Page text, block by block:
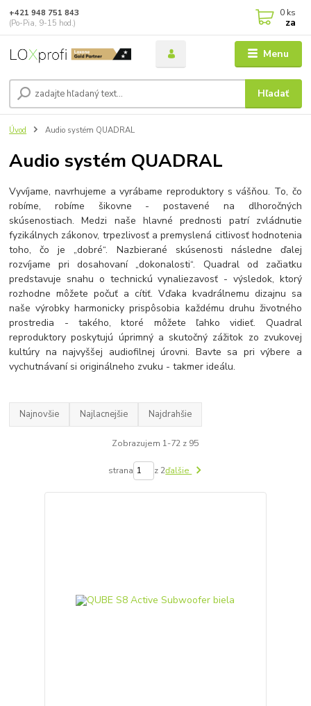
Menu
Hľadať
+421 948 751 843
(Po-Pia, 9-15 hod.)
0 ks
za
Úvod Audio systém QUADRAL
Audio systém QUADRAL
Vyvíjame, navrhujeme a vyrábame reproduktory s vášňou. To, čo
robíme, robíme šikovne - postavené na dlhoročných
skúsenostiach. Medzi naše hlavné prednosti patrí zvládnutie
fyzikálnych zákonov, trpezlivosť a premyslená citlivosť hodnotenia
toho, čo je „dobré“. Nazbierané skúsenosti následne ďalej
rozvíjame pri dosahovaní „dokonalosti“. Quadral od začiatku
predstavuje snahu o technickú vynaliezavosť - výsledok, ktorý
rozhodne môžete počuť a cítiť. Vďaka kvadrálnemu dizajnu sa
naše výrobky harmonicky prispôsobia každému druhu životného
prostredia - takého, ktoré môžete ľahko vidieť. Quadral
reproduktory poskytujú úprimný a skutočný zážitok zo zvukovej
kultúry na najvyššej audiofilnej úrovni. Bavte sa pri výbere a
vychutnávaní si originálneho zvuku - takmer ideálu.
Najnovšie Najlacnejšie Najdrahšie
Zobrazujem 1-72 z 95
strana z 2ďalšie